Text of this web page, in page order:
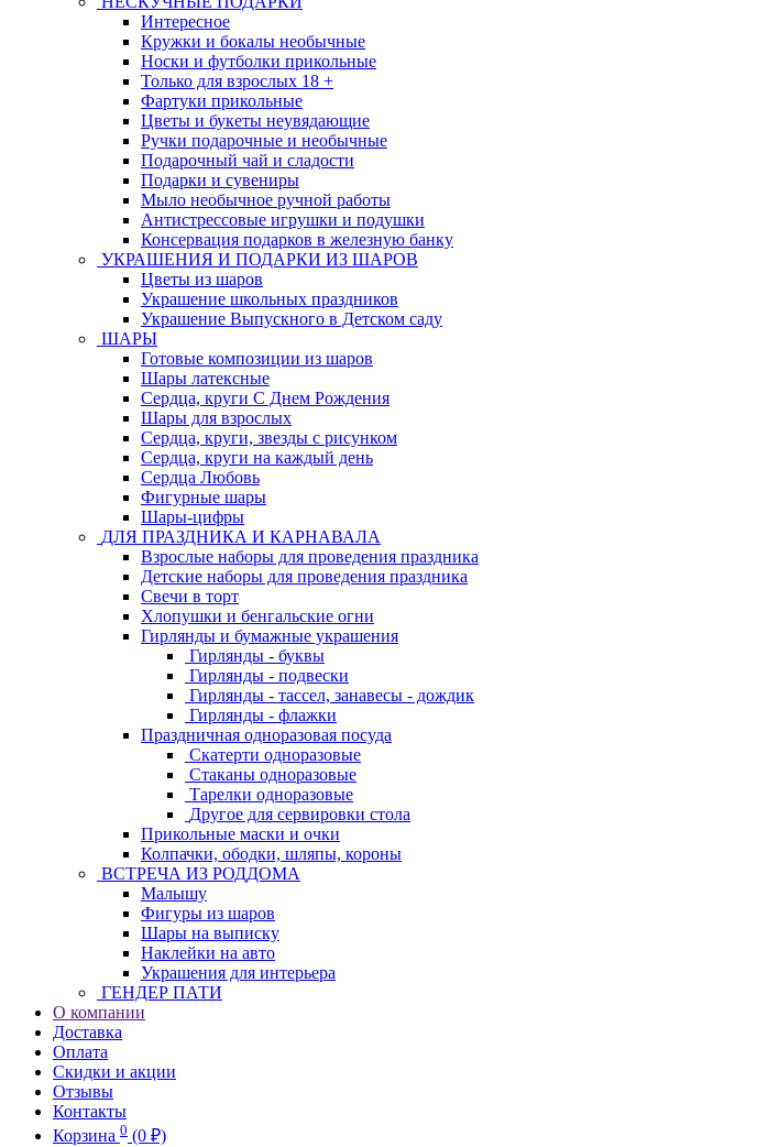
Интересное
Кружки и бокалы необычные
Носки и футболки прикольные
Только для взрослых 18 +
Фартуки прикольные
Цветы и букеты неувядающие
Ручки подарочные и необычные
Подарочный чай и сладости
Подарки и сувениры
Мыло необычное ручной работы
Антистрессовые игрушки и подушки
Консервация подарков в железную банку
УКРАШЕНИЯ И ПОДАРКИ ИЗ ШАРОВ
Цветы из шаров
Украшение школьных праздников
Украшение Выпускного в Детском саду
ШАРЫ
Готовые композиции из шаров
Шары латексные
Сердца, круги С Днем Рождения
Шары для взрослых
Сердца, круги, звезды с рисунком
Сердца, круги на каждый день
Сердца Любовь
Фигурные шары
Шары-цифры
ДЛЯ ПРАЗДНИКА И КАРНАВАЛА
Взрослые наборы для проведения праздника
Детские наборы для проведения праздника
Свечи в торт
Хлопушки и бенгальские огни
Гирлянды и бумажные украшения
Гирлянды - буквы
Гирлянды - подвески
Гирлянды - тассел, занавесы - дождик
Гирлянды - флажки
Праздничная одноразовая посуда
Скатерти одноразовые
Стаканы одноразовые
Тарелки одноразовые
Другое для сервировки стола
Прикольные маски и очки
Колпачки, ободки, шляпы, короны
ВСТРЕЧА ИЗ РОДДОМА
Малышу
Фигуры из шаров
Шары на выписку
Наклейки на авто
Украшения для интерьера
ГЕНДЕР ПАТИ
О компании
Доставка
Оплата
Скидки и акции
Отзывы
Контакты
Корзина 0 (0 ₽)